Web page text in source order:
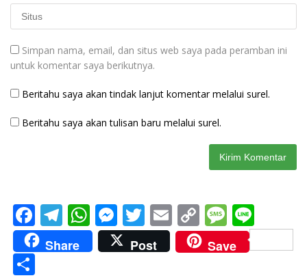
Simpan nama, email, dan situs web saya pada peramban ini
untuk komentar saya berikutnya.
Beritahu saya akan tindak lanjut komentar melalui surel.
Beritahu saya akan tulisan baru melalui surel.
F
ac
e
T
el
e
W
h
at
M
e
ss
T
w
itt
E
m
ai
C
o
p
M
e
ss
n
e
Share Post Save